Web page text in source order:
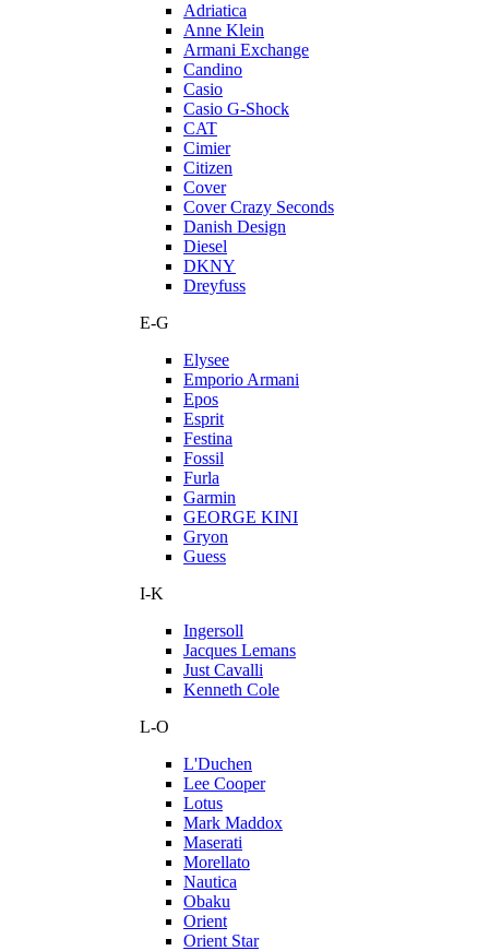
Adriatica
Anne Klein
Armani Exchange
Candino
Casio
Casio G-Shock
CAT
Cimier
Citizen
Cover
Cover Crazy Seconds
Danish Design
Diesel
DKNY
Dreyfuss
E-G
Elysee
Emporio Armani
Epos
Esprit
Festina
Fossil
Furla
Garmin
GEORGE KINI
Gryon
Guess
I-K
Ingersoll
Jacques Lemans
Just Cavalli
Kenneth Cole
L-O
L'Duchen
Lee Cooper
Lotus
Mark Maddox
Maserati
Morellato
Nautica
Obaku
Orient
Orient Star